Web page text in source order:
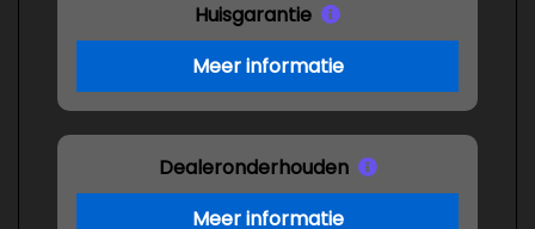
Huisgarantie
Meer informatie
Dealeronderhouden
Meer informatie